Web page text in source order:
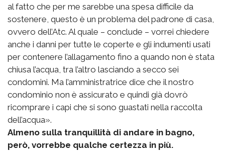
al fatto che per me sarebbe una spesa difficile da
sostenere, questo è un problema del padrone di casa,
ovvero dell’Atc. Al quale – conclude – vorrei chiedere
anche i danni per tutte le coperte e gli indumenti usati
per contenere l’allagamento fino a quando non è stata
chiusa l’acqua, tra l’altro lasciando a secco sei
condomini. Ma l’amministratrice dice che il nostro
condominio non è assicurato e quindi già dovrò
ricomprare i capi che si sono guastati nella raccolta
dell’acqua».
Almeno sulla tranquillità di andare in bagno,
però, vorrebbe qualche certezza in più.